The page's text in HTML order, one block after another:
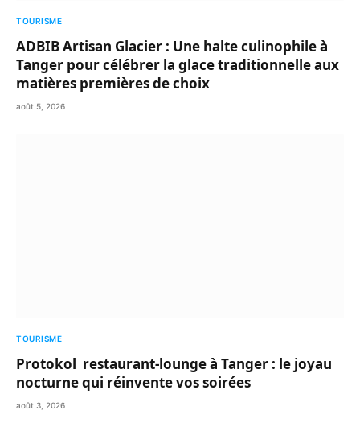
TOURISME
ADBIB Artisan Glacier : Une halte culinophile à
Tanger pour célébrer la glace traditionnelle aux
matières premières de choix
août 5, 2026
TOURISME
Protokol restaurant-lounge à Tanger : le joyau
nocturne qui réinvente vos soirées
août 3, 2026